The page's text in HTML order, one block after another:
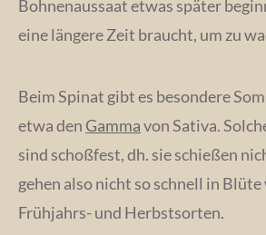
Bohnenaussaat etwas später
eine längere Zeit braucht, um zu
Beim Spinat gibt es besondere
etwa den Gammavon Sativa.
sind schoßfest, dh. sie schießen
gehen also nicht so schnell in
Frühjahrs- und Herbstsorten.